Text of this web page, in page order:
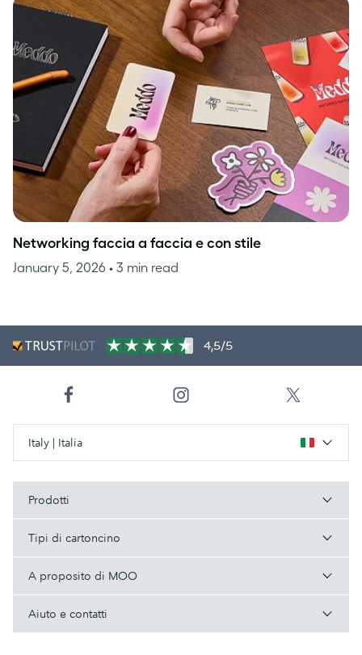
Networking faccia a faccia e con stile
January 5, 2026 • 3 min read
4,5/5
Italy | Italia
Prodotti
Tipi di cartoncino
A proposito di MOO
Aiuto e contatti